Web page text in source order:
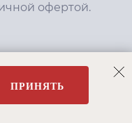
офертой.
ПРИНЯТЬ